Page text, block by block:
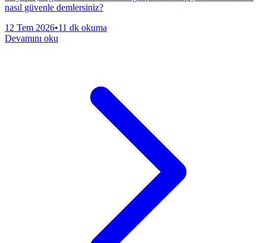
nasıl güvenle demlersiniz?
12 Tem 2026•11 dk okuma
Devamını oku